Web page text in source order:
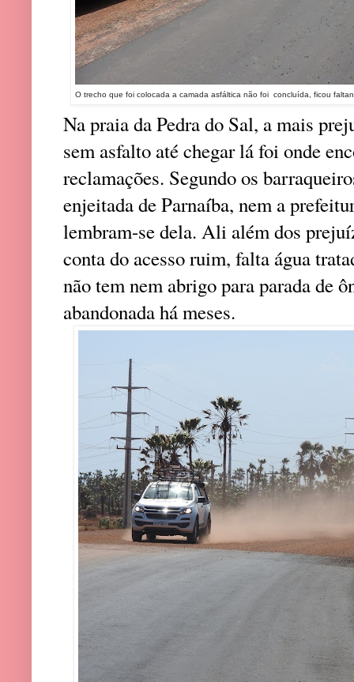
O trecho que foi colocada a camada asfáltica não foi concluída, ficou
Na praia da Pedra do Sal, a mais
sem asfalto até chegar lá foi onde
reclamações. Segundo os
enjeitada de Parnaíba, nem a
lembram-se dela. Ali além dos
conta do acesso ruim, falta água
não tem nem abrigo para parada de
abandonada há meses.